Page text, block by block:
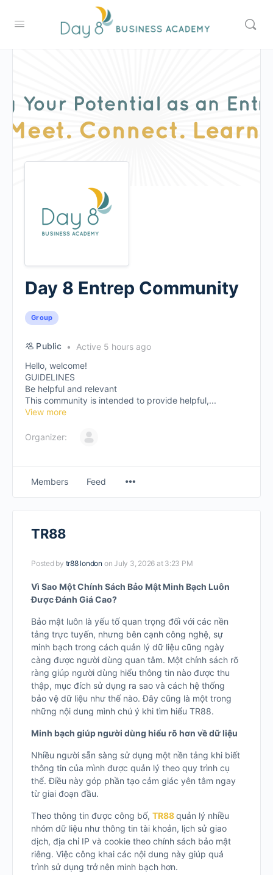
Day 8 Entrep Community
Group
Public
Active 5 hours ago
Hello, welcome!
GUIDELINES
Be helpful and relevant
This community is intended to provide helpful,...
View more
Organizer:
Members Feed
TR88
Posted by tr88 london on July 3, 2026 at 3:23 PM
Vì Sao Một Chính Sách Bảo Mật Minh Bạch Luôn
Được Đánh Giá Cao?
Bảo mật luôn là yếu tố quan trọng đối với các nền
tảng trực tuyến, nhưng bên cạnh công nghệ, sự
minh bạch trong cách quản lý dữ liệu cũng ngày
càng được người dùng quan tâm. Một chính sách rõ
ràng giúp người dùng hiểu thông tin nào được thu
thập, mục đích sử dụng ra sao và cách hệ thống
bảo vệ dữ liệu như thế nào. Đây cũng là một trong
những nội dung mình chú ý khi tìm hiểu TR88.
Minh bạch giúp người dùng hiểu rõ hơn về dữ liệu
Nhiều người sẵn sàng sử dụng một nền tảng khi biết
thông tin của mình được quản lý theo quy trình cụ
thể. Điều này góp phần tạo cảm giác yên tâm ngay
từ giai đoạn đầu.
Theo thông tin được công bố, TR88quản lý nhiều
nhóm dữ liệu như thông tin tài khoản, lịch sử giao
dịch, địa chỉ IP và cookie theo chính sách bảo mật
riêng. Việc công khai các nội dung này giúp quá
trình sử dụng trở nên minh bạch hơn.